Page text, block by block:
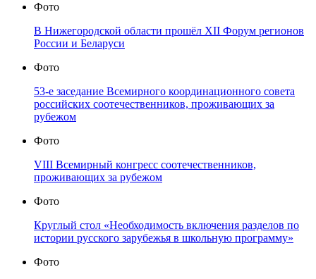
Фото
В Нижегородской области прошёл XII Форум регионов
России и Беларуси
Фото
53-е заседание Всемирного координационного совета
российских соотечественников, проживающих за
рубежом
Фото
VIII Всемирный конгресс соотечественников,
проживающих за рубежом
Фото
Круглый стол «Необходимость включения разделов по
истории русского зарубежья в школьную программу»
Фото